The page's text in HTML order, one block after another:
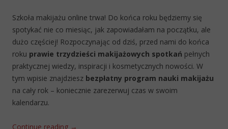
Szkoła makijażu online trwa! Do końca roku będziemy się
spotykać nie co miesiąc, jak zapowiadałam na początku, ale
dużo częściej! Rozpoczynając od dziś, przed nami do końca
roku prawie trzydzieści makijażowych spotkań pełnych
praktycznej wiedzy, inspiracji i kosmetycznych nowości. W
tym wpisie znajdziesz bezpłatny program nauki makijażu
na cały rok – koniecznie zarezerwuj czas w swoim
kalendarzu.
Continue reading →